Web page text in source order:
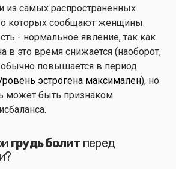
из самых распространенных
которых сообщают женщины.
- нормальное явление, так как
в это время снижается (наоборот,
повышается в период
эстрогена максимален), но
может быть признаком
грудь болит перед